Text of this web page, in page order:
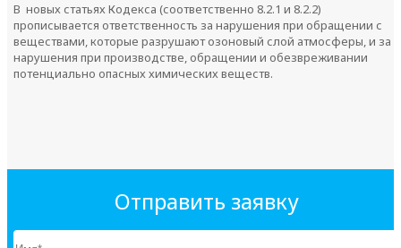
В новых статьях Кодекса (соответственно 8.2.1 и 8.2.2)
прописывается ответственность за нарушения при обращении с
веществами, которые разрушают озоновый слой атмосферы, и за
нарушения при производстве, обращении и обезвреживании
потенциально опасных химических веществ.
Отправить заявку